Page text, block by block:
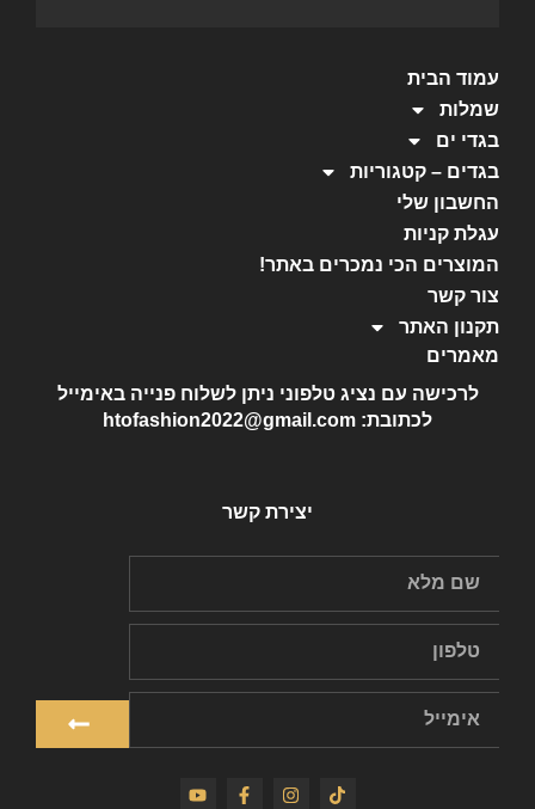
עמוד הבית
שמלות
בגדי ים
בגדים – קטגוריות
החשבון שלי
עגלת קניות
המוצרים הכי נמכרים באתר!
צור קשר
תקנון האתר
מאמרים
לרכישה עם נציג טלפוני ניתן לשלוח פנייה באימייל
לכתובת: htofashion2022@gmail.com
יצירת קשר